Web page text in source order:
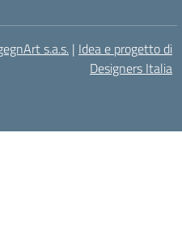
s.a.s. | Idea e progetto di
Designers Italia